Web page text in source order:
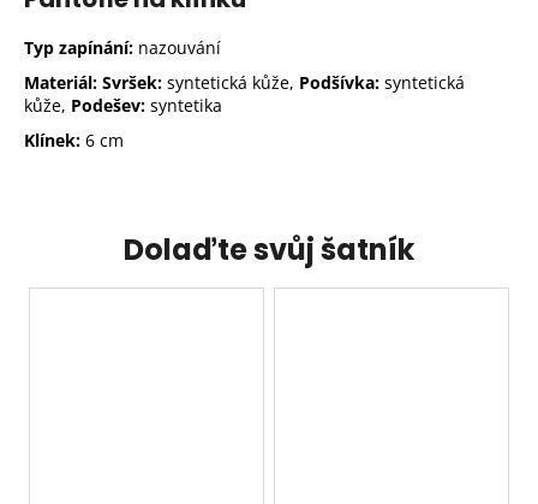
Typ zapínání: nazouvání
Materiál: Svršek: syntetická kůže, Podšívka: syntetická
kůže, Podešev: syntetika
Klínek: 6 cm
Dolaďte svůj šatník